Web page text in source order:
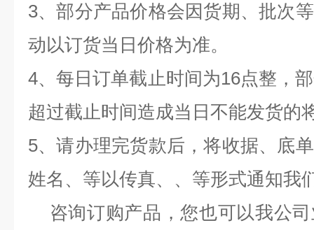
3、部分产品价格会因货期、批次
动以订货当日价格为准。
4、每日订单截止时间为16点整，
超过截止时间造成当日不能发货的
5、请办理完货款后，将收据、底
姓名、等以传真、、等形式通知我
咨询订购产品，您也可以我公